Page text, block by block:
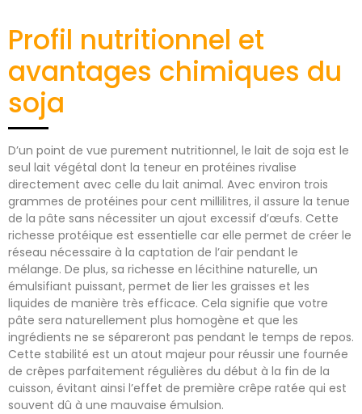
Profil nutritionnel et
avantages chimiques du
soja
D’un point de vue purement nutritionnel, le lait de soja est le
seul lait végétal dont la teneur en protéines rivalise
directement avec celle du lait animal. Avec environ trois
grammes de protéines pour cent millilitres, il assure la tenue
de la pâte sans nécessiter un ajout excessif d’œufs. Cette
richesse protéique est essentielle car elle permet de créer le
réseau nécessaire à la captation de l’air pendant le
mélange. De plus, sa richesse en lécithine naturelle, un
émulsifiant puissant, permet de lier les graisses et les
liquides de manière très efficace. Cela signifie que votre
pâte sera naturellement plus homogène et que les
ingrédients ne se sépareront pas pendant le temps de repos.
Cette stabilité est un atout majeur pour réussir une fournée
de crêpes parfaitement régulières du début à la fin de la
cuisson, évitant ainsi l’effet de première crêpe ratée qui est
souvent dû à une mauvaise émulsion.